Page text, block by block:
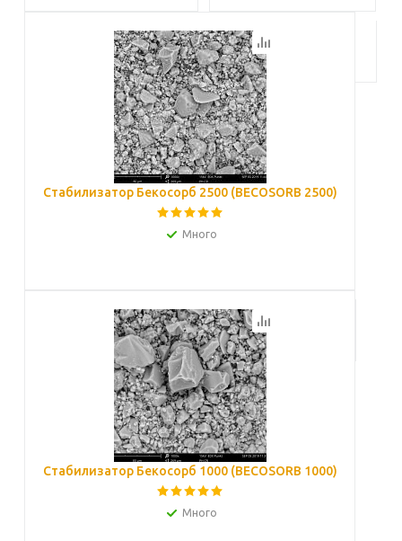
Подробнее Подробнее
Стабилизатор Бекосорб 2500 (BECOSORB 2500)
Много
Подробнее
Стабилизатор Бекосорб 1000 (BECOSORB 1000)
Много